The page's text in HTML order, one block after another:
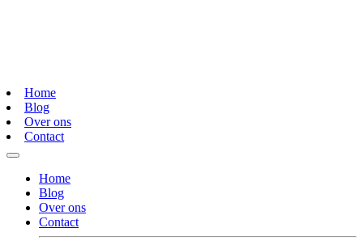
Home
Blog
Over ons
Contact
Home
Blog
Over ons
Contact